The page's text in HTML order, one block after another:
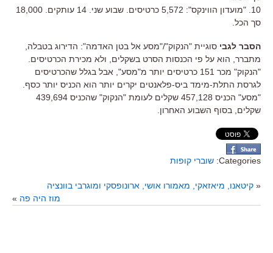
10. "מועדון הווינקס": 5,572 כרטיסים. שבוע שני. 14 עותקים. 18,000
סך הכל.
הסבר לגבי סוגיית "הנקוק"/"מסע אל בטן האדמה": הדירוג בטבלה,
מתברר, הוא על פי הכנסות הסרט בשקלים, ולא מכירת הכרטיסים.
"הנקוק" מכר 151 כרטיסים יותר מ"מסע", אבל בגלל שהכרטיסים
לגרסת התלת-מימד ביס-פלאנטים יקרים יותר הוא הכניס יותר כסף.
"מסע" הכניס 457,128 שקלים לעומת "הנקוק" שהכניס 439,694
שקלים, בסוף השבוע האחרון.
Categories: שוברי קופות
« קיטאנו, מיאזאקי, מאמורו אושי, ארונופסקי ומוגרבי בוונציה
מוז היה פה »